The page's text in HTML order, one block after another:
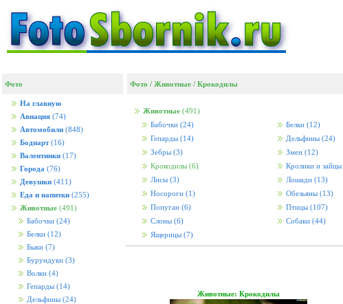
Фото
На главную
Авиация (74)
Автомобили (848)
Бодиарт (16)
Валентинки (17)
Города (76)
Девушки (411)
Еда и напитки (255)
Животные (491)
Бабочки (24)
Белки (12)
Быки (7)
Бурундуки (3)
Волки (4)
Гепарды (14)
Дельфины (24)
Фото / Животные / Крокодилы
Животные (491)
Бабочки (24) Белки (12)
Гепарды (14) Дельфины (24)
Зебры (3) Змеи (12)
Крокодилы (6) Кролики и зайцы
Лисы (3) Лошади (13)
Носороги (1) Обезьяны (13)
Попугаи (6) Птицы (107)
Слоны (6) Собаки (44)
Ящерицы (7)
Животные: Крокодилы